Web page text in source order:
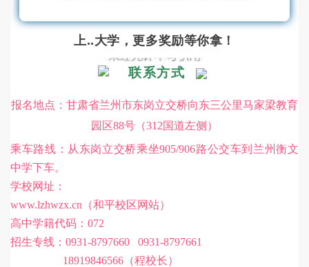
上..大学，更多奖励等你拿！
联系方式
报名地点：甘肃省兰州市东岗立交桥向东三公里马家梁教育
园区88号（312国道左侧）
乘车路线：从东岗立交桥乘坐905/906路公交车到兰州衡文
中学下车。
学校网址：
www.lzhwzx.cn（和平校区网站）
高中学籍代码：072
招生专线：0931-8797660 0931-8797661
18919846566（程校长）